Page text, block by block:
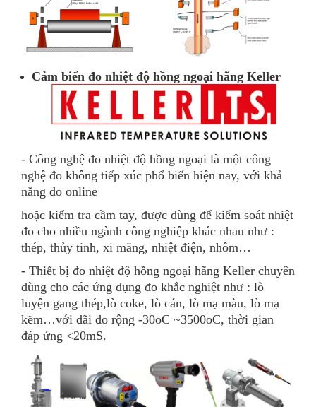
Cảm biến đo nhiệt độ hồng ngoại hãng Keller
- Công nghệ đo nhiệt độ hồng ngoại là một công
nghệ đo không tiếp xúc phổ biến hiện nay, với khả
năng đo online
hoặc kiểm tra cầm tay, được dùng để kiểm soát nhiệt
đo cho nhiều ngành công nghiệp khác nhau như :
thép, thủy tinh, xi măng, nhiệt điện, nhôm…
- Thiết bị đo nhiệt độ hồng ngoại hãng Keller chuyên
dùng cho các ứng dụng đo khắc nghiệt như : lò
luyện gang thép,lò coke, lò cán, lò mạ màu, lò mạ
kẽm…với dãi đo rộng -30oC ~3500oC, thời gian
đáp ứng <20mS.